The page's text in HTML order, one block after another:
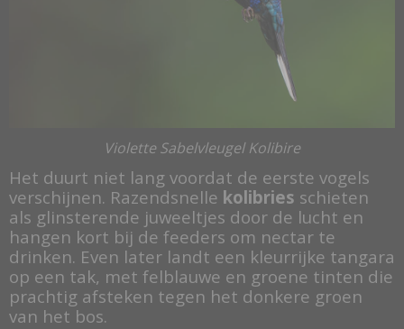
Violette Sabelvleugel Kolibire
Het duurt niet lang voordat de eerste vogels
verschijnen. Razendsnelle kolibries schieten
als glinsterende juweeltjes door de lucht en
hangen kort bij de feeders om nectar te
drinken. Even later landt een kleurrijke tangara
op een tak, met felblauwe en groene tinten die
prachtig afsteken tegen het donkere groen
van het bos.